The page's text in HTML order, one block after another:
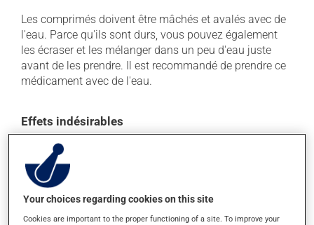
Les comprimés doivent être mâchés et avalés avec de
l'eau. Parce qu'ils sont durs, vous pouvez également
les écraser et les mélanger dans un peu d'eau juste
avant de les prendre. Il est recommandé de prendre ce
médicament avec de l'eau.
Effets indésirables
En plus de ses effets recherchés, ce produit peut à
l'occasion entraîner certains effets indésirables (effets
secondaires), notamment :
il peut causer de la constipation - pour la prévenir,
buvez beaucoup, prenez plus de fibres alimentaires.
Your choices regarding cookies on this site
Cookies are important to the proper functioning of a site. To improve your